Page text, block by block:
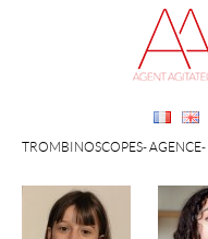
TROMBINOSCOPES AGENCE